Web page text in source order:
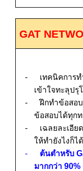
GAT
-
เทคนิคการ
เข้าใจทะลุปรุ
-
ฝึกทำข้อสอบ
ข้อสอบได้ทุกท
-
เฉลยละเอี
ให้ทำยังไงก็ไ
-
ต้นตำหรับ
มากกว่า 90%